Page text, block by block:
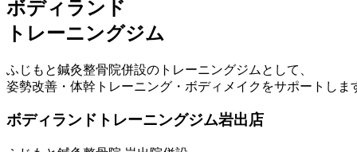
ボディランド
トレーニングジム
ふじもと鍼灸整骨院併設のトレーニングジムとして、
姿勢改善・体幹トレーニング・ボディメイクをサポートしま
ボディランドトレーニングジム岩出店